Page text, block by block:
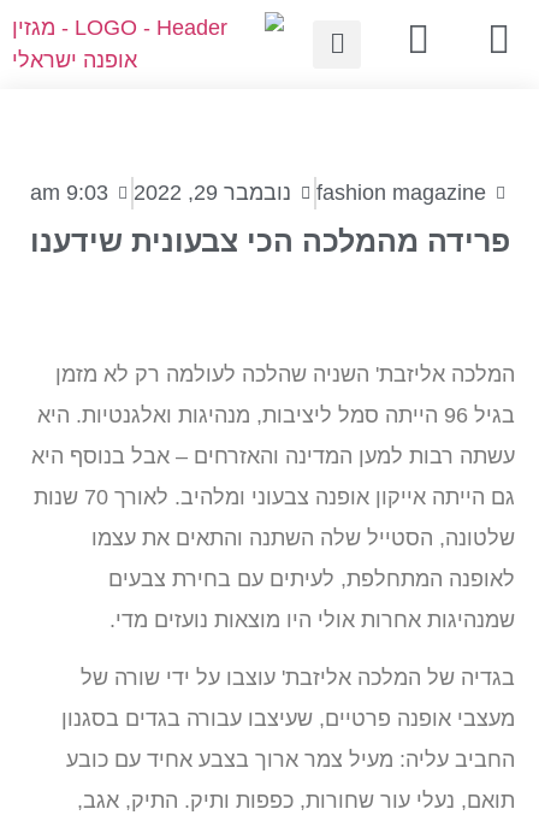
fashion magazine נובמבר 29, 2022 9:03 am
פרידה מהמלכה הכי צבעונית שידענו
המלכה אליזבת' השניה שהלכה לעולמה רק לא מזמן
בגיל 96 הייתה סמל ליציבות, מנהיגות ואלגנטיות. היא
עשתה רבות למען המדינה והאזרחים – אבל בנוסף היא
גם הייתה אייקון אופנה צבעוני ומלהיב. לאורך 70 שנות
שלטונה, הסטייל שלה השתנה והתאים את עצמו
לאופנה המתחלפת, לעיתים עם בחירת צבעים
שמנהיגות אחרות אולי היו מוצאות נועזים מדי.
בגדיה של המלכה אליזבת' עוצבו על ידי שורה של
מעצבי אופנה פרטיים, שעיצבו עבורה בגדים בסגנון
החביב עליה: מעיל צמר ארוך בצבע אחיד עם כובע
תואם, נעלי עור שחורות, כפפות ותיק. התיק, אגב,